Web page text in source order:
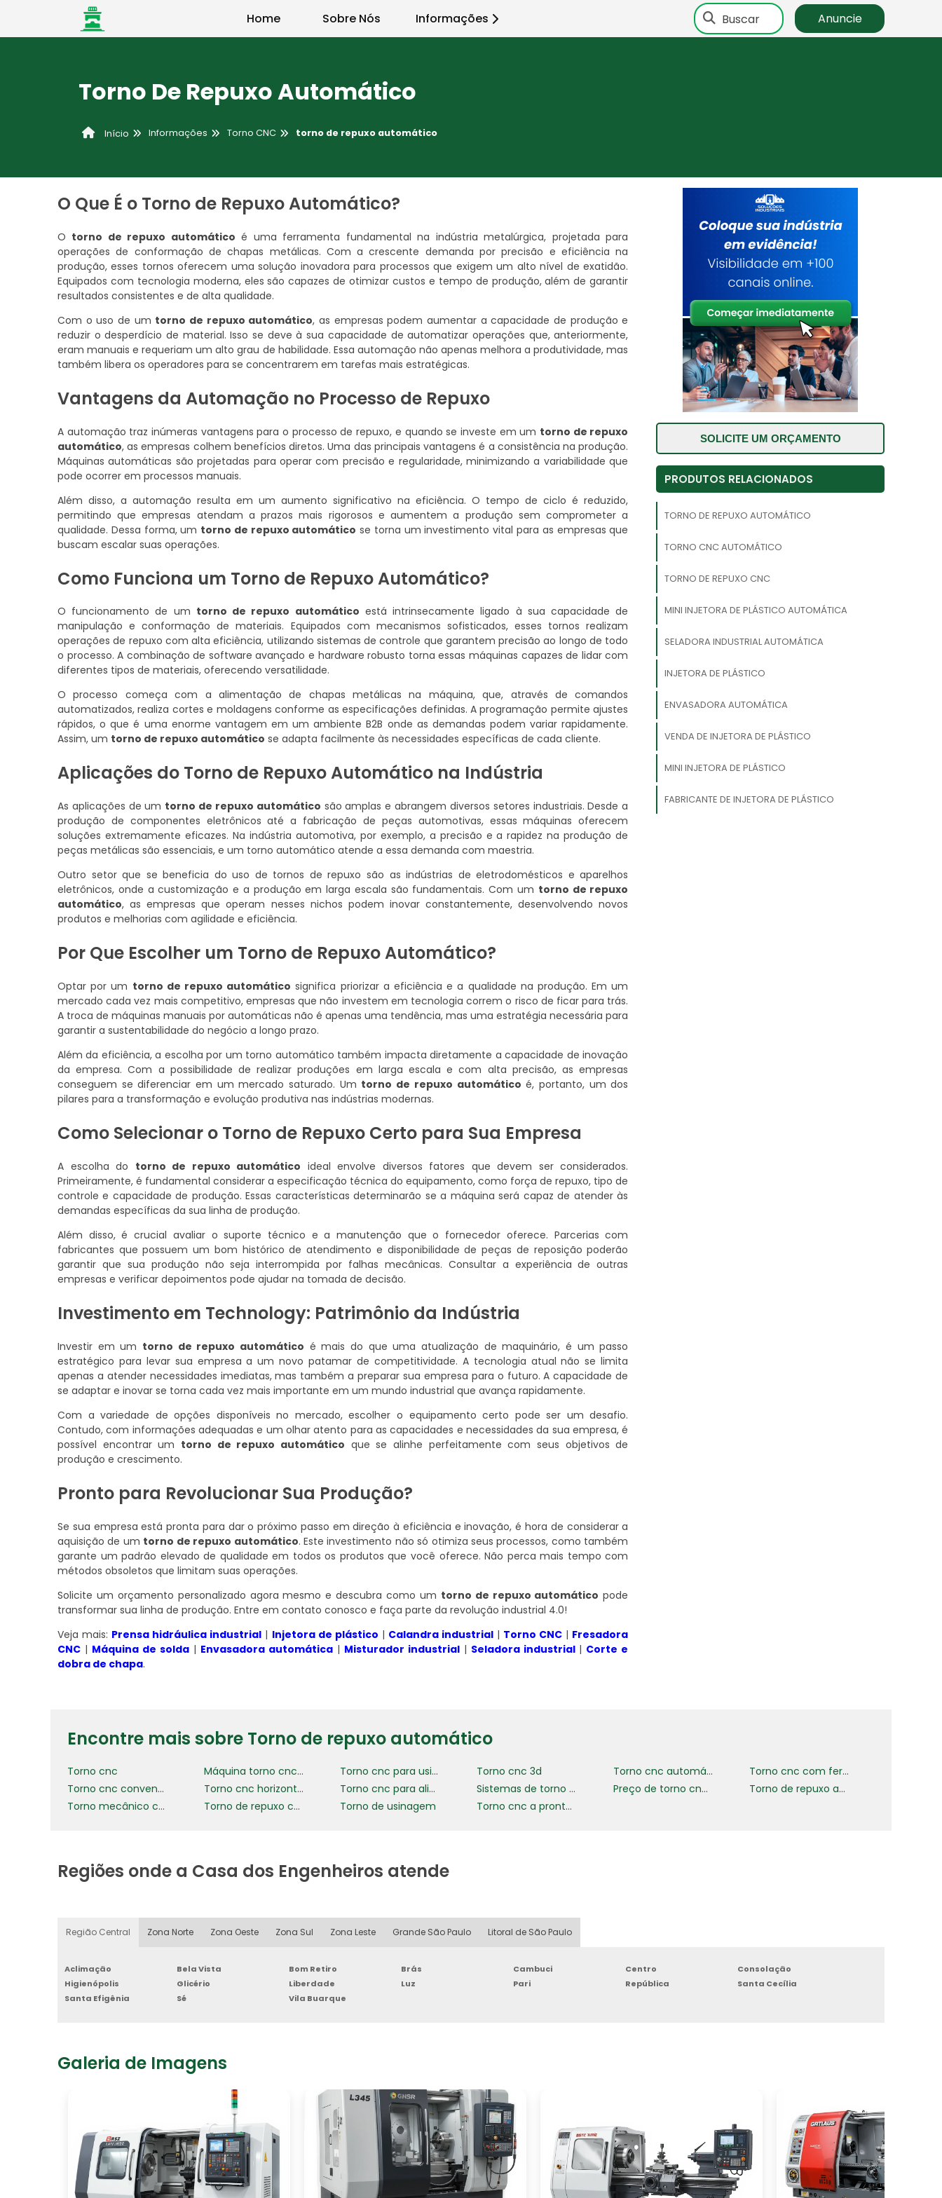
Home Sobre Nós Informações Buscar Anuncie
Torno De Repuxo Automático
Início Informações Torno CNC torno de repuxo automático
O Que É o Torno de Repuxo Automático?
O torno de repuxo automático é uma ferramenta fundamental na indústria metalúrgica, projetada para
operações de conformação de chapas metálicas. Com a crescente demanda por precisão e eficiência na
produção, esses tornos oferecem uma solução inovadora para processos que exigem um alto nível de exatidão.
Equipados com tecnologia moderna, eles são capazes de otimizar custos e tempo de produção, além de garantir
resultados consistentes e de alta qualidade.
Com o uso de um torno de repuxo automático, as empresas podem aumentar a capacidade de produção e
reduzir o desperdício de material. Isso se deve à sua capacidade de automatizar operações que, anteriormente,
eram manuais e requeriam um alto grau de habilidade. Essa automação não apenas melhora a produtividade, mas
também libera os operadores para se concentrarem em tarefas mais estratégicas.
Vantagens da Automação no Processo de Repuxo
A automação traz inúmeras vantagens para o processo de repuxo, e quando se investe em um torno de repuxo
automático, as empresas colhem benefícios diretos. Uma das principais vantagens é a consistência na produção.
Máquinas automáticas são projetadas para operar com precisão e regularidade, minimizando a variabilidade que
pode ocorrer em processos manuais.
Além disso, a automação resulta em um aumento significativo na eficiência. O tempo de ciclo é reduzido,
permitindo que empresas atendam a prazos mais rigorosos e aumentem a produção sem comprometer a
qualidade. Dessa forma, um torno de repuxo automático se torna um investimento vital para as empresas que
buscam escalar suas operações.
Como Funciona um Torno de Repuxo Automático?
O funcionamento de um torno de repuxo automático está intrinsecamente ligado à sua capacidade de
manipulação e conformação de materiais. Equipados com mecanismos sofisticados, esses tornos realizam
operações de repuxo com alta eficiência, utilizando sistemas de controle que garantem precisão ao longo de todo
o processo. A combinação de software avançado e hardware robusto torna essas máquinas capazes de lidar com
diferentes tipos de materiais, oferecendo versatilidade.
O processo começa com a alimentação de chapas metálicas na máquina, que, através de comandos
automatizados, realiza cortes e moldagens conforme as especificações definidas. A programação permite ajustes
rápidos, o que é uma enorme vantagem em um ambiente B2B onde as demandas podem variar rapidamente.
Assim, um torno de repuxo automático se adapta facilmente às necessidades específicas de cada cliente.
Aplicações do Torno de Repuxo Automático na Indústria
As aplicações de um torno de repuxo automático são amplas e abrangem diversos setores industriais. Desde a
produção de componentes eletrônicos até a fabricação de peças automotivas, essas máquinas oferecem
soluções extremamente eficazes. Na indústria automotiva, por exemplo, a precisão e a rapidez na produção de
peças metálicas são essenciais, e um torno automático atende a essa demanda com maestria.
Outro setor que se beneficia do uso de tornos de repuxo são as indústrias de eletrodomésticos e aparelhos
eletrônicos, onde a customização e a produção em larga escala são fundamentais. Com um torno de repuxo
automático, as empresas que operam nesses nichos podem inovar constantemente, desenvolvendo novos
produtos e melhorias com agilidade e eficiência.
Por Que Escolher um Torno de Repuxo Automático?
Optar por um torno de repuxo automático significa priorizar a eficiência e a qualidade na produção. Em um
mercado cada vez mais competitivo, empresas que não investem em tecnologia correm o risco de ficar para trás.
A troca de máquinas manuais por automáticas não é apenas uma tendência, mas uma estratégia necessária para
garantir a sustentabilidade do negócio a longo prazo.
Além da eficiência, a escolha por um torno automático também impacta diretamente a capacidade de inovação
da empresa. Com a possibilidade de realizar produções em larga escala e com alta precisão, as empresas
conseguem se diferenciar em um mercado saturado. Um torno de repuxo automático é, portanto, um dos
pilares para a transformação e evolução produtiva nas indústrias modernas.
Como Selecionar o Torno de Repuxo Certo para Sua Empresa
A escolha do torno de repuxo automático ideal envolve diversos fatores que devem ser considerados.
Primeiramente, é fundamental considerar a especificação técnica do equipamento, como força de repuxo, tipo de
controle e capacidade de produção. Essas características determinarão se a máquina será capaz de atender às
demandas específicas da sua linha de produção.
Além disso, é crucial avaliar o suporte técnico e a manutenção que o fornecedor oferece. Parcerias com
fabricantes que possuem um bom histórico de atendimento e disponibilidade de peças de reposição poderão
garantir que sua produção não seja interrompida por falhas mecânicas. Consultar a experiência de outras
empresas e verificar depoimentos pode ajudar na tomada de decisão.
Investimento em Technology: Patrimônio da Indústria
Investir em um torno de repuxo automático é mais do que uma atualização de maquinário, é um passo
estratégico para levar sua empresa a um novo patamar de competitividade. A tecnologia atual não se limita
apenas a atender necessidades imediatas, mas também a preparar sua empresa para o futuro. A capacidade de
se adaptar e inovar se torna cada vez mais importante em um mundo industrial que avança rapidamente.
Com a variedade de opções disponíveis no mercado, escolher o equipamento certo pode ser um desafio.
Contudo, com informações adequadas e um olhar atento para as capacidades e necessidades da sua empresa, é
possível encontrar um torno de repuxo automático que se alinhe perfeitamente com seus objetivos de
produção e crescimento.
Pronto para Revolucionar Sua Produção?
Se sua empresa está pronta para dar o próximo passo em direção à eficiência e inovação, é hora de considerar a
aquisição de um torno de repuxo automático. Este investimento não só otimiza seus processos, como também
garante um padrão elevado de qualidade em todos os produtos que você oferece. Não perca mais tempo com
métodos obsoletos que limitam suas operações.
Solicite um orçamento personalizado agora mesmo e descubra como um torno de repuxo automático pode
transformar sua linha de produção. Entre em contato conosco e faça parte da revolução industrial 4.0!
Veja mais: Prensa hidráulica industrial | Injetora de plástico | Calandra industrial| Torno CNC | Fresadora
CNC | Máquina de solda| Envasadora automática| Misturador industrial| Seladora industrial| Corte e
dobra de chapa.
SOLICITE UM ORÇAMENTO
PRODUTOS RELACIONADOS
TORNO DE REPUXO AUTOMÁTICO
TORNO CNC AUTOMÁTICO
TORNO DE REPUXO CNC
MINI INJETORA DE PLÁSTICO AUTOMÁTICA
SELADORA INDUSTRIAL AUTOMÁTICA
INJETORA DE PLÁSTICO
ENVASADORA AUTOMÁTICA
VENDA DE INJETORA DE PLÁSTICO
MINI INJETORA DE PLÁSTICO
FABRICANTE DE INJETORA DE PLÁSTICO
Encontre mais sobre Torno de repuxo automático
Torno cnc Máquina torno cnc para venda Torno cnc para usinagem de precisão Torno cnc 3d Torno cnc automático
Torno cnc com ferramenta acionada
Torno cnc convencional
Torno cnc horizontal Torno cnc para alianças Sistemas de torno cnc para indústria Preço de torno cnc para máquinas
Torno de repuxo automático
Torno mecânico cnc
Torno de repuxo cnc Torno de usinagem Torno cnc a pronta entrega
Regiões onde a Casa dos Engenheiros atende
Região Central Zona Norte Zona Oeste Zona Sul Zona Leste Grande São Paulo Litoral de São Paulo
Aclimação Bela Vista Bom Retiro Brás Cambuci Centro
Consolação
Higienópolis
Glicério Liberdade Luz Pari República
Santa Cecília
Santa Efigênia
Sé Vila Buarque
Galeria de Imagens